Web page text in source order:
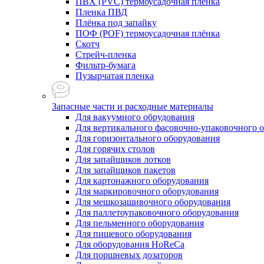
Пленка ПВД
Плёнка под запайку
ПОФ (POF) термоусадочная плёнка
Скотч
Стрейч-пленка
Фильтр-бумага
Пузырчатая пленка
Запасные части и расходные материалы
Для вакуумного обрудования
Для вертикального фасовочно-упаковочного
Для горизонтального оборудования
Для горячих столов
Для запайщиков лотков
Для запайщиков пакетов
Для картонажного оборудования
Для маркировочного оборудования
Для мешкозашивочного оборудования
Для паллетоупаковочного оборудования
Для пельменного оборудования
Для пищевого оборудования
Для оборудования HoReCa
Для поршневых дозаторов